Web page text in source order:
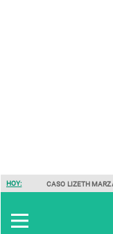
HOY: CASO LIZETH